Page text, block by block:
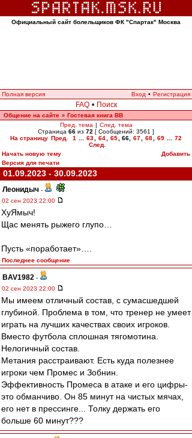
Официальный сайт болельщиков ФК "Спартак" Москва
Полная версия Вход • Регистрация
FAQ • Поиск
Общение на сайте » Гостевая книга ВВ
Пред. тема | След. тема
Страница 66 из 72 [ Сообщений: 3561 ]
На страницу Пред. 1 63 64 65 66 67 68 69
72
След.
Начать новую тему
Добавить
Версия для печати
01.09.2023 - 30.09.2023
Леонидыч -
02 сен 2023 22:00
ХуЯмыч!
Щас менять рыжего глупо…
Пусть «поработает»….
Последнее сообщение
BAV1982 -
02 сен 2023 22:00
Мы имеем отличный состав, с сумасшедшей
глубиной. Проблема в том, что тренер не умеет
играть на лучших качествах своих игроков.
Вместо футбола сплошная тягомотина.
Нелогичный состав.
Метания расстраивают. Есть куда полезнее
игроки чем Промес и Зобнин.
Эффективность Промеса в атаке и его цифры-
это обманчиво. Он 85 минут на чистых мячах,
его нет в прессинге... Толку держать его
больше 60 минут???